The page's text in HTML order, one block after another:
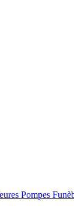
Pompes